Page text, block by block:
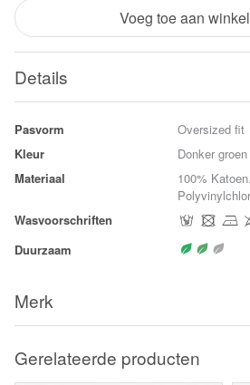
Voeg toe aan
Details
Pasvorm
Oversized fit
Kleur
Donker groen
Materiaal
100%
Wasvoorschriften
Duurzaam
Merk
Gerelateerde producten